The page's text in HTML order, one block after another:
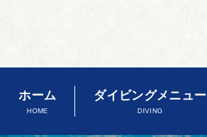
ホーム
HOME
ダイビングメニュー
DIVING